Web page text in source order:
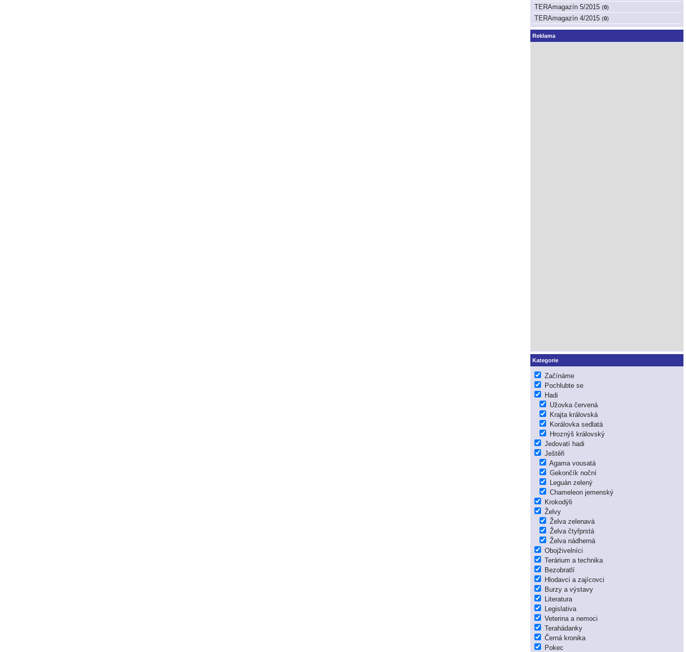
TERAmagazín 5/2015 (0)
TERAmagazín 4/2015 (0)
Reklama
Kategorie
Začínáme
Pochlubte se
Hadi
Užovka červená
Krajta královská
Korálovka sedlatá
Hroznýš královský
Jedovatí hadi
Ještěři
Agama vousatá
Gekončík noční
Leguán zelený
Chameleon jemenský
Krokodýli
Želvy
Želva zelenavá
Želva čtyřprstá
Želva nádherná
Obojživelníci
Terárium a technika
Bezobratlí
Hlodavci a zajícovci
Burzy a výstavy
Literatura
Legislativa
Veterina a nemoci
Terahádanky
Černá kronika
Pokec